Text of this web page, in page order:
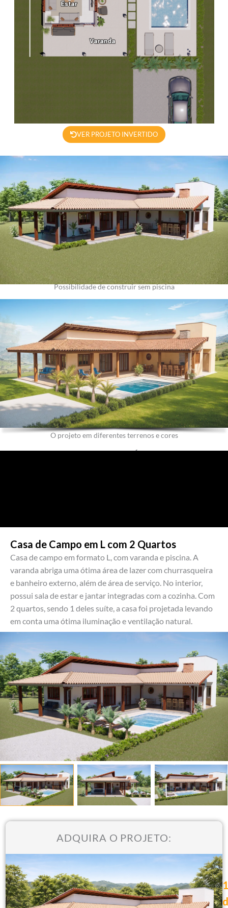
VER PROJETO INVERTIDO
Possibilidade de construir sem piscina
O projeto em diferentes terrenos e cores
Casa de Campo em L com 2 Quartos
Casa de campo em formato L, com varanda e piscina. A
varanda abriga uma ótima área de lazer com churrasqueira
e banheiro externo, além de área de serviço. No interior,
possui sala de estar e jantar integradas com a cozinha. Com
2 quartos, sendo 1 deles suíte, a casa foi projetada levando
em conta uma ótima iluminação e ventilação natural.
ADQUIRA O PROJETO: